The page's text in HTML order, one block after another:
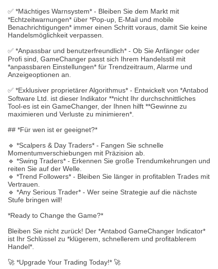
✅ *Mächtiges Warnsystem* - Bleiben Sie dem Markt mit
*Echtzeitwarnungen* über *Pop-up, E-Mail und mobile
Benachrichtigungen* immer einen Schritt voraus, damit Sie keine
Handelsmöglichkeit verpassen.
✅ *Anpassbar und benutzerfreundlich* - Ob Sie Anfänger oder
Profi sind, GameChanger passt sich Ihrem Handelsstil mit
*anpassbaren Einstellungen* für Trendzeitraum, Alarme und
Anzeigeoptionen an.
✅ *Exklusiver proprietärer Algorithmus* - Entwickelt von *Antabod
Software Ltd. ist dieser Indikator **nicht Ihr durchschnittliches
Tool-es ist ein GameChanger, der Ihnen hilft **Gewinne zu
maximieren und Verluste zu minimieren*.
## *Für wen ist er geeignet?*
🔹 *Scalpers & Day Traders* - Fangen Sie schnelle
Momentumverschiebungen mit Präzision ab.
🔹 *Swing Traders* - Erkennen Sie große Trendumkehrungen und
reiten Sie auf der Welle.
🔹 *Trend Followers* - Bleiben Sie länger in profitablen Trades mit
Vertrauen.
🔹 *Any Serious Trader* - Wer seine Strategie auf die nächste
Stufe bringen will!
*Ready to Change the Game?*
Bleiben Sie nicht zurück! Der *Antabod GameChanger Indicator*
ist Ihr Schlüssel zu *klügerem, schnellerem und profitablerem
Handel*.
🚀 *Upgrade Your Trading Today!* 🚀